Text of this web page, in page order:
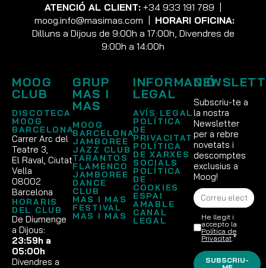
ATENCIÓ AL CLIENT: +34 933 191 789 |
moog.info@masimas.com | HORARI OFICINA:
Dilluns a Dijous de 9:00h a 17:00h, Divendres de
9:00h a 14:00h
MOOG
CLUB
DISCOTECA
MOOG
BARCELONA
Carrer Arc del
Teatre 3,
El Raval, Ciutat
Vella
08002
Barcelona
HORARIS
DEL CLUB
De Diumenge
a Dijous:
23:59h a
05:00h
Divendres a
GRUP
MAS I
MAS
MOOG
BARCELONA
JAMBOREE
JAZZ CLUB
TARANTOS
FLAMENCO
JAMBOREE
DANCE
CLUB
MAS I MAS
FESTIVAL
MAS I MAS
INFORMACIÓ
LEGAL
AVÍS LEGAL
POLÍTICA
DE
PRIVACITAT
POLÍTICA
DE XARXES
SOCIALS
POLÍTICA
DE
COOKIES
ESPAI
AMABLE
CANAL
LEGAL
Subscriu-te a
la nostra
Newsletter
per a rebre
novetats i
descomptes
exclusius a
Moog!
He llegit i
accepto la
Política de
Privacitat.*
SUBSCRIU-